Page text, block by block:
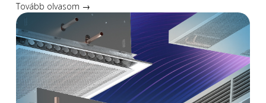
Tovább olvasom →